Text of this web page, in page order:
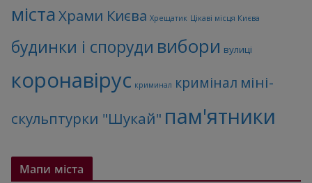
міста Храми Києва Хрещатик Цікаві місця Києва
будинки і споруди вибори вулиці
коронавірус криминал кримінал міні-
скульптурки "Шукай" пам'ятники
Мапи міста